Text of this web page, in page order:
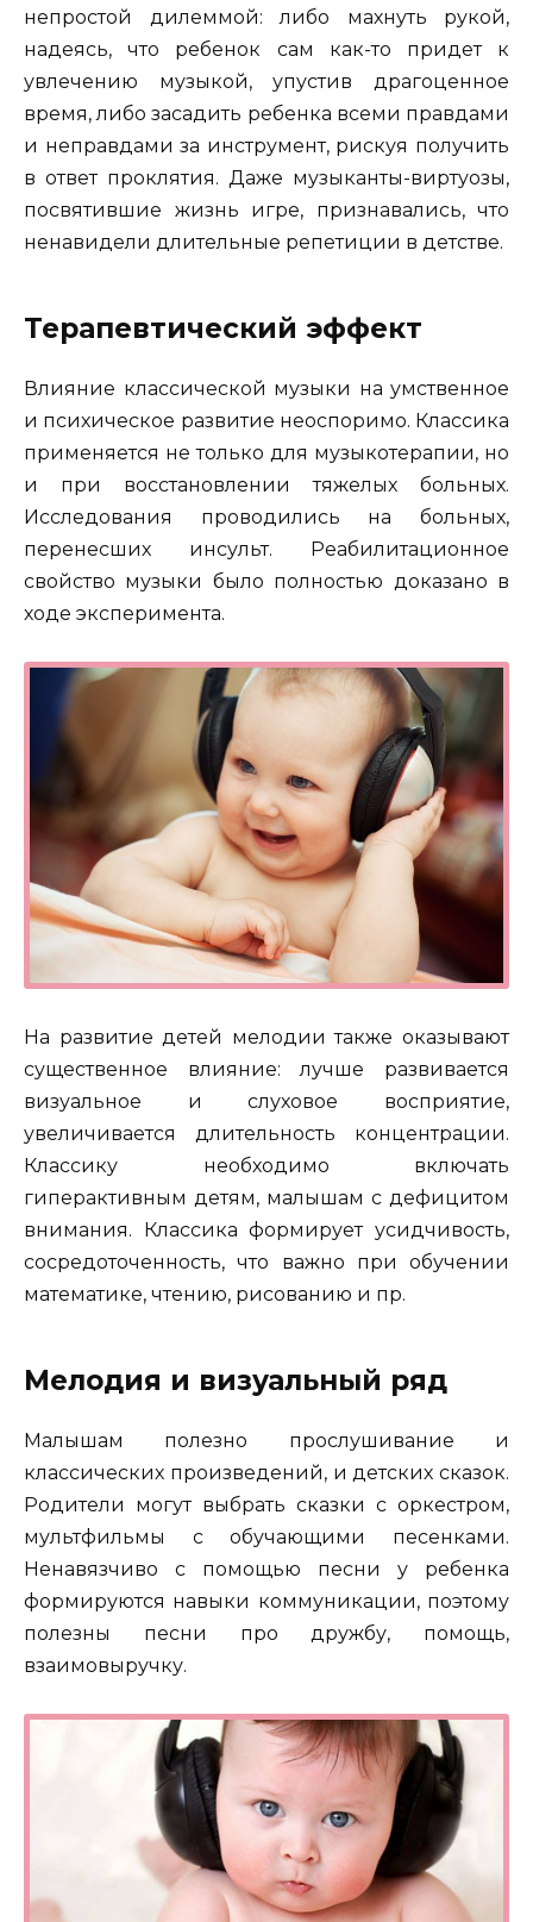
непростой дилеммой: либо махнуть рукой,
надеясь, что ребенок сам как-то придет к
увлечению музыкой, упустив драгоценное
время, либо засадить ребенка всеми правдами
и неправдами за инструмент, рискуя получить
в ответ проклятия. Даже музыканты-виртуозы,
посвятившие жизнь игре, признавались, что
ненавидели длительные репетиции в детстве.
Терапевтический эффект
Влияние классической музыки на умственное
и психическое развитие неоспоримо. Классика
применяется не только для музыкотерапии, но
и при восстановлении тяжелых больных.
Исследования проводились на больных,
перенесших инсульт. Реабилитационное
свойство музыки было полностью доказано в
ходе эксперимента.
На развитие детей мелодии также оказывают
существенное влияние: лучше развивается
визуальное и слуховое восприятие,
увеличивается длительность концентрации.
Классику необходимо включать
гиперактивным детям, малышам с дефицитом
внимания. Классика формирует усидчивость,
сосредоточенность, что важно при обучении
математике, чтению, рисованию и пр.
Мелодия и визуальный ряд
Малышам полезно прослушивание и
классических произведений, и детских сказок.
Родители могут выбрать сказки с оркестром,
мультфильмы с обучающими песенками.
Ненавязчиво с помощью песни у ребенка
формируются навыки коммуникации, поэтому
полезны песни про дружбу, помощь,
взаимовыручку.